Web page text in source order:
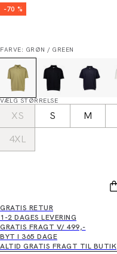
-70 %
FARVE: GRØN / GREEN
VÆLG STØRRELSE
XS S M
4XL
GRATIS RETUR
1-2 DAGES LEVERING
GRATIS FRAGT V/ 499,-
BYT I 365 DAGE
ALTID GRATIS FRAGT TIL BUTIK